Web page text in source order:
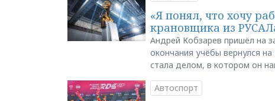
«Я понял, что хочу
крановщика из
Андрей Кобзарев пришёл на
окончания учёбы вернулся
стала делом, в котором он
Автоспорт